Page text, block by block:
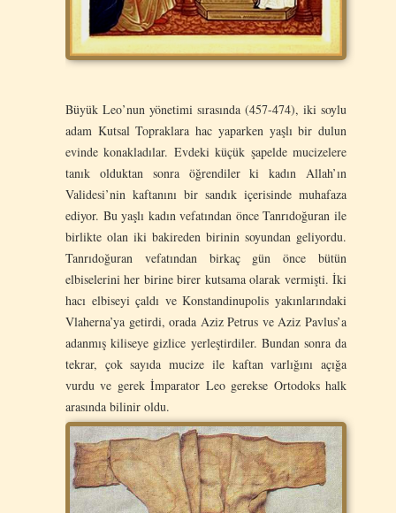
Büyük Leo’nun yönetimi sırasında (457-474), iki soylu
adam Kutsal Topraklara hac yaparken yaşlı bir dulun
evinde konakladılar. Evdeki küçük şapelde mucizelere
tanık olduktan sonra öğrendiler ki kadın Allah’ın
Validesi’nin kaftanını bir sandık içerisinde muhafaza
ediyor. Bu yaşlı kadın vefatından önce Tanrıdoğuran ile
birlikte olan iki bakireden birinin soyundan geliyordu.
Tanrıdoğuran vefatından birkaç gün önce bütün
elbiselerini her birine birer kutsama olarak vermişti. İki
hacı elbiseyi çaldı ve Konstandinupolis yakınlarındaki
Vlaherna’ya getirdi, orada Aziz Petrus ve Aziz Pavlus’a
adanmış kiliseye gizlice yerleştirdiler. Bundan sonra da
tekrar, çok sayıda mucize ile kaftan varlığını açığa
vurdu ve gerek İmparator Leo gerekse Ortodoks halk
arasında bilinir oldu.